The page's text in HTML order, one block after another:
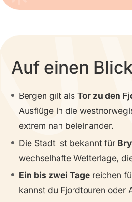
Auf einen Blick
Bergen gilt als Tor zu den
Ausflüge in die
extrem nah beieinander.
Die Stadt ist bekannt für
wechselhafte Wetterlage,
Ein bis zwei Tagereichen
kannst du Fjordtouren oder